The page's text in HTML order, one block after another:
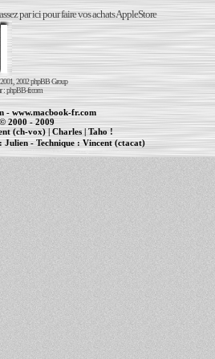
par ici pour faire vos achats AppleStore
2002 phpBB Group
:phpBB-fr.com
- www.macbook-fr.com
2000 - 2009
(ch-vox)| Charles|Taho !
Julien - Technique :Vincent (ctacat)
| cr�ation de sites Internet